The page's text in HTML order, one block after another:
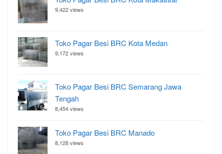
9,422 views
Toko Pagar Besi BRC Kota Medan
9,172 views
Toko Pagar Besi BRC Semarang Jawa
Tengah
8,454 views
Toko Pagar Besi BRC Manado
8,128 views